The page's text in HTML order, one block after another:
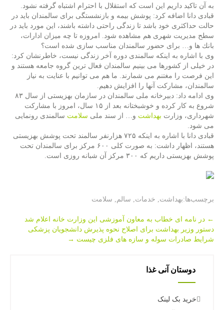
به آن تاكید داریم این است كه استقلال با احترام اشتباه گرفته نشود.
قبادی دانا اضافه كرد: پوشش بیمه و بازنشستگی برای سالمندان باید در
حالت حداكثری خود باشد تا زندگی راحتی داشته باشند، این مورد باید در
سطح مدیریت شهری هم مشاهده شود. امروزه تا چه میزان ادارات،
بانك ها و… برای حضور سالمندان مناسب سازی شده است؟
وی با اشاره به اینكه سالمندی دوره آخر زندگی نیست، خاطرنشان كرد:
در خیلی از كشورها می بینیم سالمندان فعال ترین گروه جامعه هستند و
این فرصت را مغتنم می شمارند. ما هم می توانیم با عنایت به نیاز
سالمندان، مشاركت آنها را افزایش دهیم.
وی ادامه داد: دبیرخانه ملی سالمندان در سازمان بهزیستی از سال ۸۳
شروع به كار كرده و خوشبختانه بعد از ۱۵ سال، امروز با مشاركت
شهرداری، وزارت بهداشتو… از سند ملی سلامتسالمندی رونمایی
می شود.
قبادی دانا با اشاره به اینكه ۷۲۵ هزارنفر سالمند تحت پوشش بهزیستی
هستند، اظهار داشت: به صورت كلی ۶۰۰ مركز برای سالمندان تحت
پوشش بهزیستی داریم كه ۳۰۰ مركز آن شبانه روزی است.
برچسب‌ها:بهداشت, خدمات, سالم, سلامت
Post
navigation
←در نامه ای خطاب به معاون آموزشی این وزارت خانه اعلام شد
دستور وزیر بهداشت برای اصلاح نحوه پذیرش دانشجویان پزشكی
شرایط صادرات سوله و سازه های فلزی چیست →
دوستان آنی غذا
خرید بک لینک